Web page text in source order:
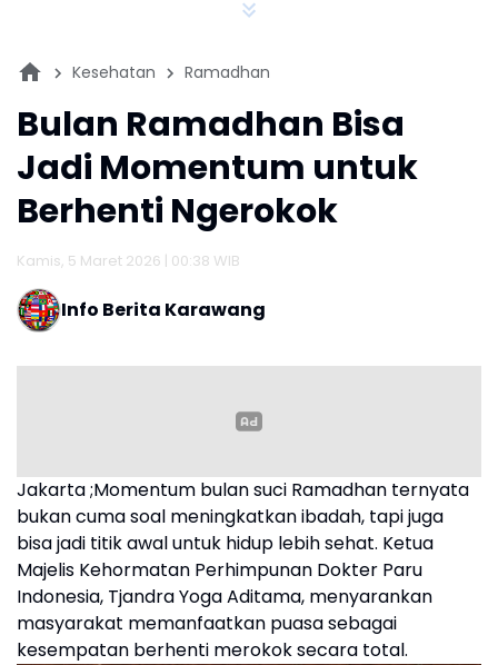
Kesehatan Ramadhan
Bulan Ramadhan Bisa
Jadi Momentum untuk
Berhenti Ngerokok
Kamis, 5 Maret 2026 | 00:38 WIB
Info Berita Karawang
Jakarta ;Momentum bulan suci Ramadhan ternyata
bukan cuma soal meningkatkan ibadah, tapi juga
bisa jadi titik awal untuk hidup lebih sehat. Ketua
Majelis Kehormatan Perhimpunan Dokter Paru
Indonesia, Tjandra Yoga Aditama, menyarankan
masyarakat memanfaatkan puasa sebagai
kesempatan berhenti merokok secara total.